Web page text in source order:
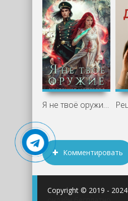
Я не твоё оружие. Академия Мастеров -
Комментировать
Copyright © 2019 - 2024